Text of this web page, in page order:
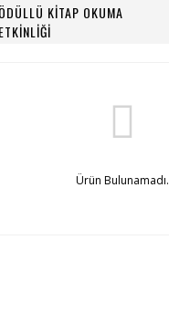
ÖDÜLLÜ KİTAP OKUMA
ETKİNLİĞİ
Ürün Bulunamadı.